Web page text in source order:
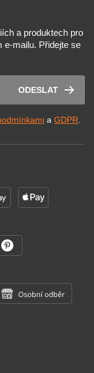
a produktech pro
mailu. Přidejte se
ODESLAT
a GDPR.